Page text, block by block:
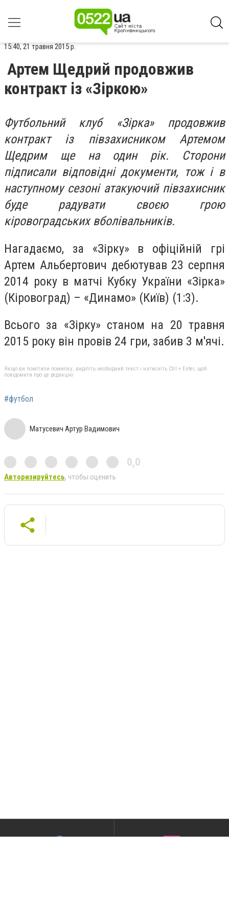
15:40, 21 травня 2015 р.
Артем Щедрий продовжив
контракт із «Зіркою»
Футбольний клуб «Зірка» продовжив
контракт із півзахисником Артемом
Щедрим ще на один рік. Сторони
підписали відповідні документи, тож і в
наступному сезоні атакуючий півзахисник
буде радувати своєю грою
кіровоградських вболівальників.
Нагадаємо, за «Зірку» в офіційній грі
Артем Альбертович дебютував 23 серпня
2014 року в матчі Кубку України «Зірка»
(Кіровоград) – «Динамо» (Київ) (1:3).
Всього за «Зірку» станом на 20 травня
2015 року він провів 24 гри, забив 3 м'ячі.
Якщо ви помітили помилку, виділіть необхідний текст і натисніть Ctrl + Enter, щоб
повідомити про це редакцію
#футбол
Матусевич Артур Вадимович
0,0
Авторизируйтесь, чтобы оценить